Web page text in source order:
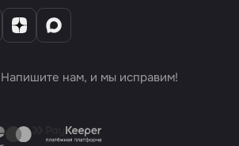
нам, и мы исправим!